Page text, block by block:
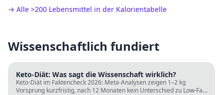
→ Alle >200 Lebensmittel in der Kalorientabelle
Wissenschaftlich fundiert
Keto-Diät: Was sagt die Wissenschaft wirklich?
Keto-Diät im Faktencheck 2026: Meta-Analysen zeigen 1–2 kg
Vorsprung kurzfristig, nach 12 Monaten kein Unterschied zu Low-Fat.